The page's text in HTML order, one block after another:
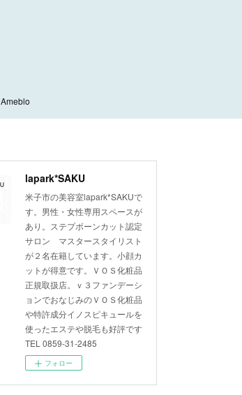
Ameblo
lapark*SAKU
米子市の美容室lapark*SAKUで
す。男性・女性専用スペースが
あり。ステプボーンカット認定
サロン マスタースタイリスト
が２名在籍しています。小顔カ
ットが得意です。ＶＯＳ化粧品
正規取扱店。ｖ３ファンデーシ
ョンでおなじみのＶＯＳ化粧品
や特許成分イノスピキュールを
使ったエステや脱毛も好評です
TEL 0859-31-2485
フォロー